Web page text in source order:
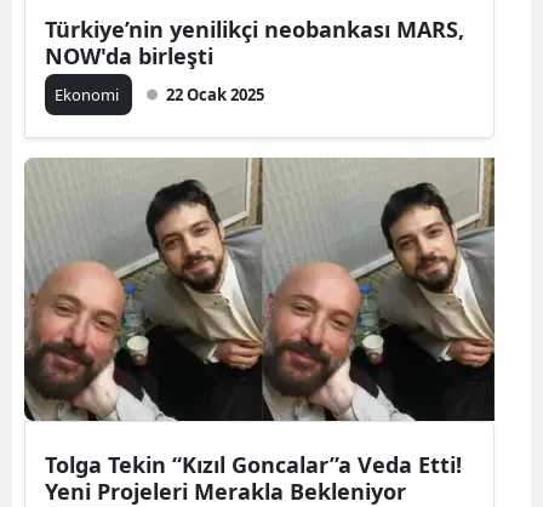
Türkiye’nin yenilikçi neobankası MARS,
NOW'da birleşti
Ekonomi 22 Ocak 2025
Tolga Tekin “Kızıl Goncalar”a Veda Etti!
Yeni Projeleri Merakla Bekleniyor